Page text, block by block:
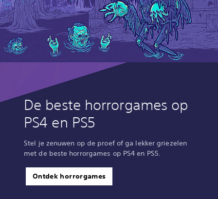
De beste horrorgames op
PS4 en PS5
Stel je zenuwen op de proef of ga lekker griezelen
met de beste horrorgames op PS4 en PS5.
Ontdek horrorgames